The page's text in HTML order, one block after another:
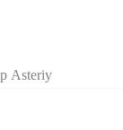
Asteriy